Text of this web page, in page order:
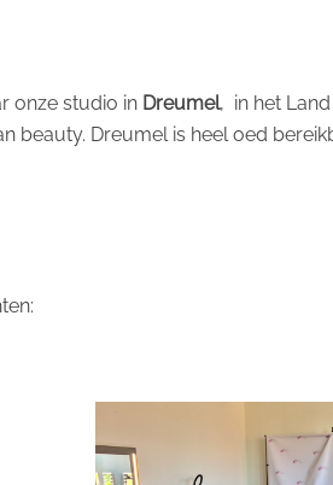
onze studio in Dreumel, in het
beauty. Dreumel is heel oed